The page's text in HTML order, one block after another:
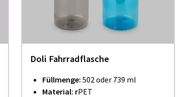
Doli Fahrradflasche
Füllmenge: 502 oder 739 ml
Material: rPET